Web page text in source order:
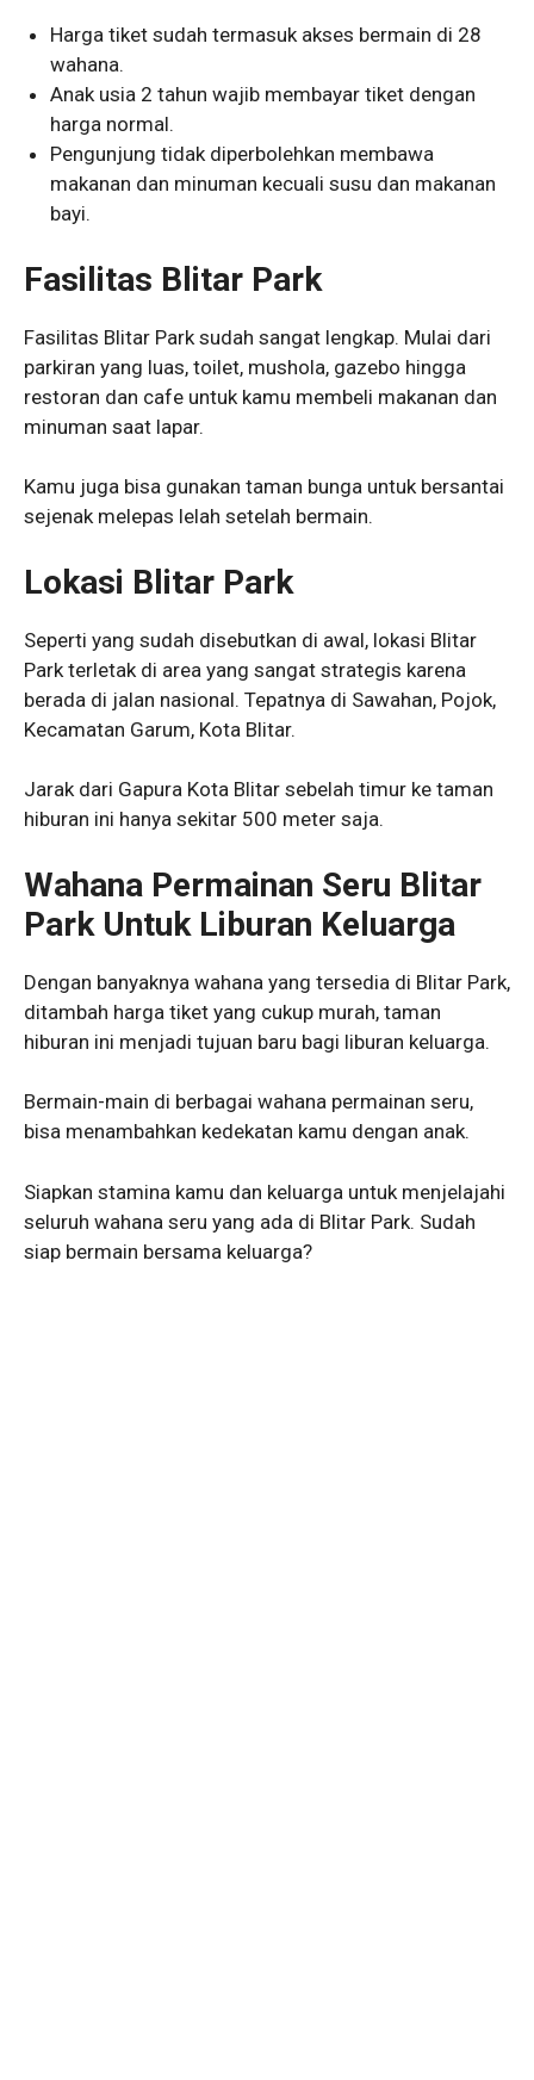
Harga tiket sudah termasuk akses bermain di 28
wahana.
Anak usia 2 tahun wajib membayar tiket dengan
harga normal.
Pengunjung tidak diperbolehkan membawa
makanan dan minuman kecuali susu dan makanan
bayi.
Fasilitas Blitar Park
Fasilitas Blitar Park sudah sangat lengkap. Mulai dari
parkiran yang luas, toilet, mushola, gazebo hingga
restoran dan cafe untuk kamu membeli makanan dan
minuman saat lapar.
Kamu juga bisa gunakan taman bunga untuk bersantai
sejenak melepas lelah setelah bermain.
Lokasi Blitar Park
Seperti yang sudah disebutkan di awal, lokasi Blitar
Park terletak di area yang sangat strategis karena
berada di jalan nasional. Tepatnya di Sawahan, Pojok,
Kecamatan Garum, Kota Blitar.
Jarak dari Gapura Kota Blitar sebelah timur ke taman
hiburan ini hanya sekitar 500 meter saja.
Wahana Permainan Seru Blitar
Park Untuk Liburan Keluarga
Dengan banyaknya wahana yang tersedia di Blitar Park,
ditambah harga tiket yang cukup murah, taman
hiburan ini menjadi tujuan baru bagi liburan keluarga.
Bermain-main di berbagai wahana permainan seru,
bisa menambahkan kedekatan kamu dengan anak.
Siapkan stamina kamu dan keluarga untuk menjelajahi
seluruh wahana seru yang ada di Blitar Park. Sudah
siap bermain bersama keluarga?